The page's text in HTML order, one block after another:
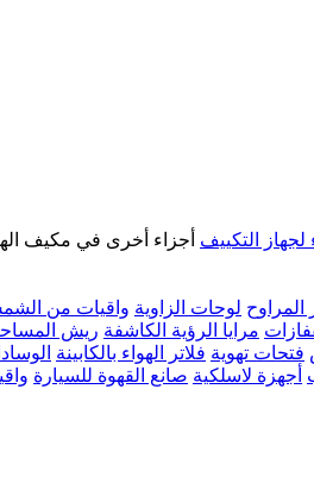
لجهاز التكييف أجزاء أخرى في مكيف
المراوح لوحات الزاوية واقيات من
مرايا الرؤية الكاشفة ريش
فتحات تهوية فلاتر الهواء بالكابينة
أجهزة لاسلكية صانع القهوة للسيارة